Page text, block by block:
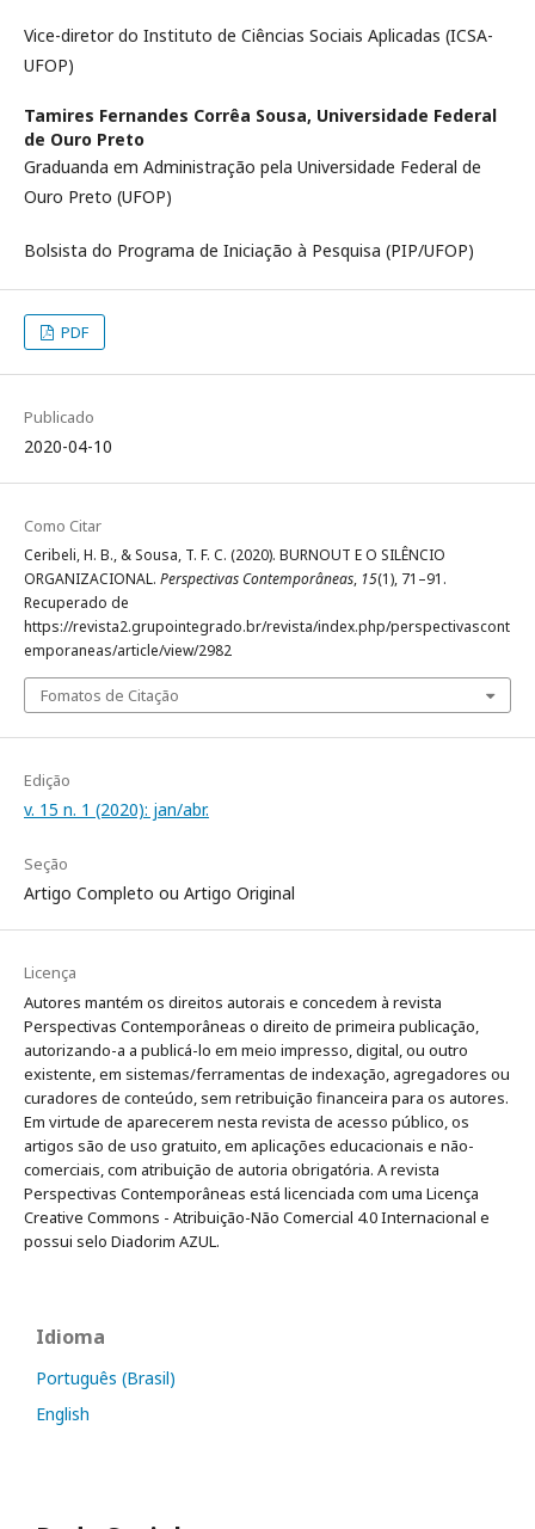
Vice-diretor do Instituto de Ciências Sociais Aplicadas (ICSA-
UFOP)
Tamires Fernandes Corrêa Sousa, Universidade Federal
de Ouro Preto
Graduanda em Administração pela Universidade Federal de
Ouro Preto (UFOP)
Bolsista do Programa de Iniciação à Pesquisa (PIP/UFOP)
PDF
Publicado
2020-04-10
Como Citar
Ceribeli, H. B., & Sousa, T. F. C. (2020). BURNOUT E O SILÊNCIO
ORGANIZACIONAL. Perspectivas Contemporâneas, 15(1), 71–91.
Recuperado de
https://revista2.grupointegrado.br/revista/index.php/perspectivascont
emporaneas/article/view/2982
Fomatos de Citação
Edição
v. 15 n. 1 (2020): jan/abr.
Seção
Artigo Completo ou Artigo Original
Licença
Autores mantém os direitos autorais e concedem à revista
Perspectivas Contemporâneas o direito de primeira publicação,
autorizando-a a publicá-lo em meio impresso, digital, ou outro
existente, em sistemas/ferramentas de indexação, agregadores ou
curadores de conteúdo, sem retribuição financeira para os autores.
Em virtude de aparecerem nesta revista de acesso público, os
artigos são de uso gratuito, em aplicações educacionais e não-
comerciais, com atribuição de autoria obrigatória. A revista
Perspectivas Contemporâneas está licenciada com uma Licença
Creative Commons - Atribuição-Não Comercial 4.0 Internacional e
possui selo Diadorim AZUL.
Idioma
Português (Brasil)
English